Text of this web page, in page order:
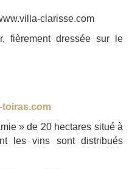
clarisse.com
fièrement dressée sur le
toiras.com
» de 20 hectares situé à
les vins sont distribués